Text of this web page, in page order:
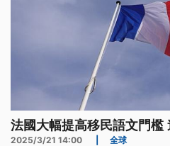
法國大幅提高移民語文門檻
2025/3/21 14:00 全球